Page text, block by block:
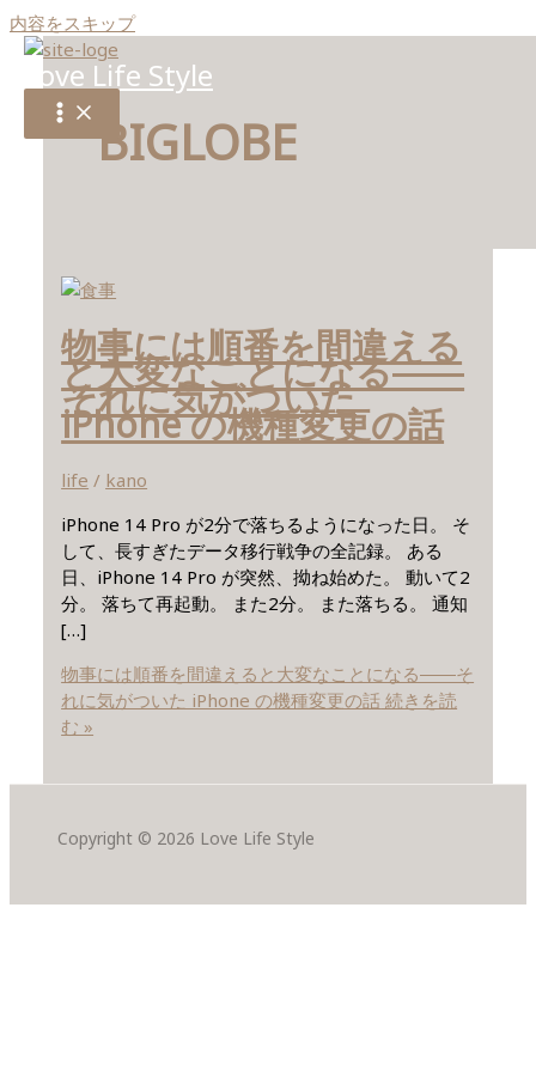
内容をスキップ
Love Life Style
BIGLOBE
物事には順番を間違える
と大変なことになる――
それに気がついた
iPhone の機種変更の話
life / kano
iPhone 14 Pro が2分で落ちるようになった日。 そ
して、長すぎたデータ移行戦争の全記録。 ある
日、iPhone 14 Pro が突然、拗ね始めた。 動いて2
分。 落ちて再起動。 また2分。 また落ちる。 通知
[…]
物事には順番を間違えると大変なことになる――そ
れに気がついた iPhone の機種変更の話 続きを読
む »
Copyright © 2026 Love Life Style